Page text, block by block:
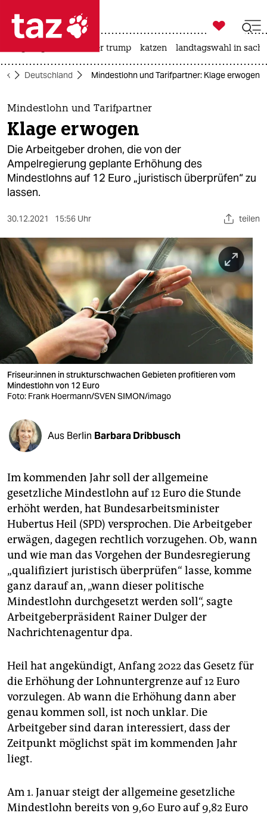
 taz zahl ich
taz zahl ich
themen
politik
öko
gesellschaft
kultur
sport
berlin
nord
wahrheit
verlag
verlag
veranstaltungen
shop
fragen & hilfe
abo
genossenschaft
epaper login

taz zahl ich
usa unter trump katzen landtagswahl in
Deutschland Mindestlohn und Tarifpartner: Klage erwogen
Mindestlohn und Tarifpartner
Klage erwogen
Die Arbeitgeber drohen, die von der
Ampelregierung geplante Erhöhung des
Mindestlohns auf 12 Euro „juristisch überprüfen“ zu
lassen.
30.12.2021 15:56 Uhr teilen
Fri­seu­r:in­nen in strukturschwachen Gebieten profitieren vom
Mindestlohn von 12 Euro
Foto: Frank Hoermann/SVEN SIMON/imago
Aus Berlin Barbara Dribbusch
Im kommenden Jahr soll der allgemeine
gesetzliche Mindestlohn auf 12 Euro die Stunde
erhöht werden, hat Bundesarbeitsminister
Hubertus Heil (SPD) versprochen. Die Arbeitgeber
erwägen, dagegen rechtlich vorzugehen. Ob, wann
und wie man das Vorgehen der Bundesregierung
„qualifiziert juristisch überprüfen“ lasse, komme
ganz darauf an, „wann dieser politische
Mindestlohn durchgesetzt werden soll“, sagte
Arbeitgeberpräsident Rainer Dulger der
Nachrichtenagentur dpa.
Heil hat angekündigt, Anfang 2022 das Gesetz für
die Erhöhung der Lohnuntergrenze auf 12 Euro
vorzulegen. Ab wann die Erhöhung dann aber
genau kommen soll, ist noch unklar. Die
Arbeitgeber sind daran interessiert, dass der
Zeitpunkt möglichst spät im kommenden Jahr
liegt.
Am 1. Januar steigt der allgemeine gesetzliche
Mindestlohn bereits von 9,60 Euro auf 9,82 Euro